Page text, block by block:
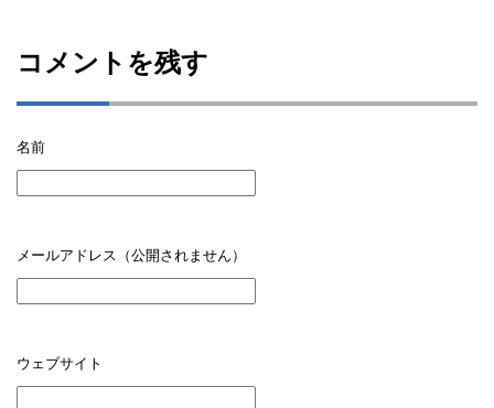
コメントを残す
名前
メールアドレス（公開されません）
ウェブサイト